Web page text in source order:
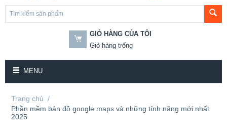
GIỎ HÀNG CỦA TÔI
Giỏ hàng trống
MENU
Trang chủ /
Phần mềm bản đồ google maps và những tính năng mới nhất
2025